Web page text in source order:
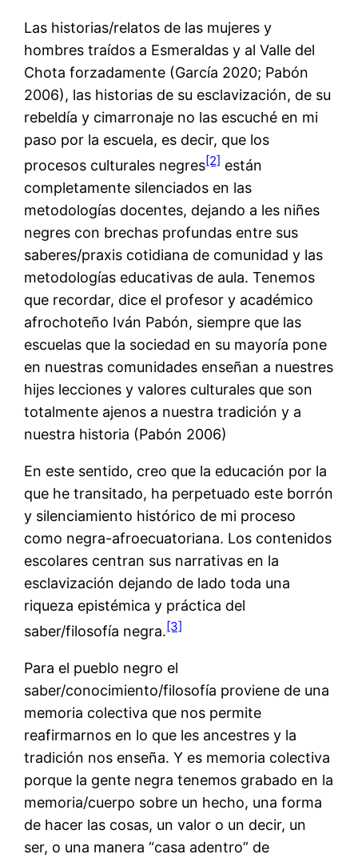
Las historias/relatos de las mujeres y
hombres traídos a Esmeraldas y al Valle del
Chota forzadamente (García 2020; Pabón
2006), las historias de su esclavización, de su
rebeldía y cimarronaje no las escuché en mi
paso por la escuela, es decir, que los
procesos culturales negres[2] están
completamente silenciados en las
metodologías docentes, dejando a les niñes
negres con brechas profundas entre sus
saberes/praxis cotidiana de comunidad y las
metodologías educativas de aula. Tenemos
que recordar, dice el profesor y académico
afrochoteño Iván Pabón, siempre que las
escuelas que la sociedad en su mayoría pone
en nuestras comunidades enseñan a nuestres
hijes lecciones y valores culturales que son
totalmente ajenos a nuestra tradición y a
nuestra historia (Pabón 2006)
En este sentido, creo que la educación por la
que he transitado, ha perpetuado este borrón
y silenciamiento histórico de mi proceso
como negra-afroecuatoriana. Los contenidos
escolares centran sus narrativas en la
esclavización dejando de lado toda una
riqueza epistémica y práctica del
saber/filosofía negra.[3]
Para el pueblo negro el
saber/conocimiento/filosofía proviene de una
memoria colectiva que nos permite
reafirmarnos en lo que les ancestres y la
tradición nos enseña. Y es memoria colectiva
porque la gente negra tenemos grabado en la
memoria/cuerpo sobre un hecho, una forma
de hacer las cosas, un valor o un decir, un
ser, o una manera “casa adentro” de